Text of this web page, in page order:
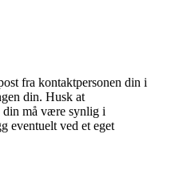
fra kontaktpersonen din i
din. Husk at
din må være synlig i
eventuelt ved et eget